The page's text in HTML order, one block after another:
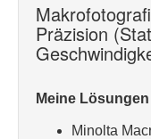
Präzision
Meine
Minolta